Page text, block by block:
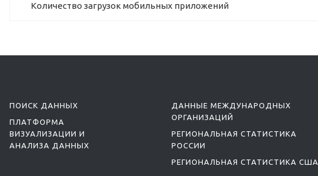
Количество загрузок мобильных приложений
ПОИСК ДАННЫХ
ПЛАТФОРМА
ВИЗУАЛИЗАЦИИ И
АНАЛИЗА ДАННЫХ
ДАННЫЕ МЕЖДУНАРОДНЫХ
ОРГАНИЗАЦИЙ
РЕГИОНАЛЬНАЯ СТАТИСТИКА
РОССИИ
РЕГИОНАЛЬНАЯ СТАТИСТИКА США